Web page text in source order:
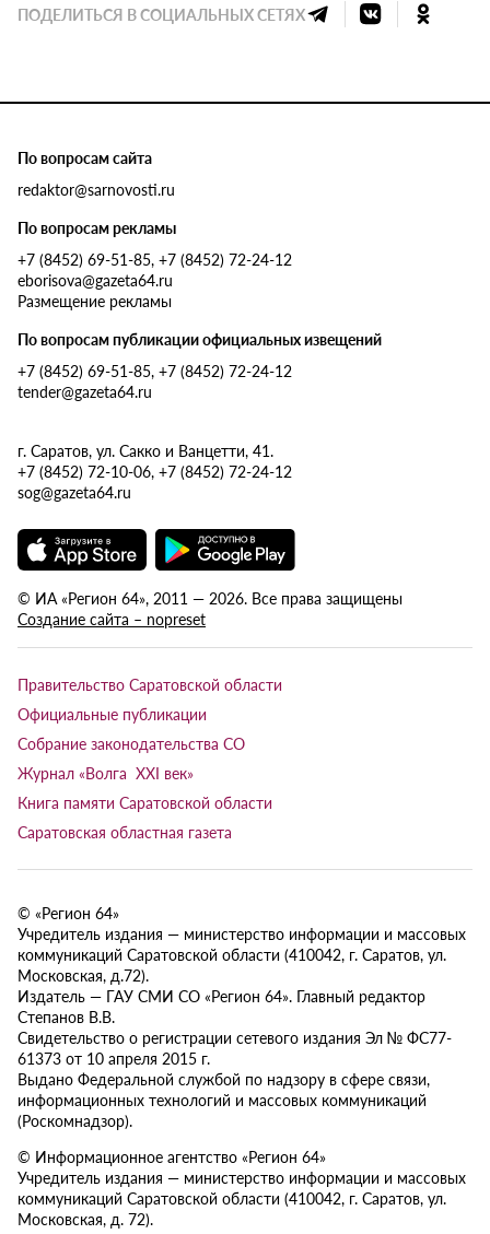
ПОДЕЛИТЬСЯ В СОЦИАЛЬНЫХ СЕТЯХ
По вопросам сайта
redaktor@sarnovosti.ru
По вопросам рекламы
+7 (8452) 69-51-85, +7 (8452) 72-24-12
eborisova@gazeta64.ru
Размещение рекламы
По вопросам публикации официальных извещений
+7 (8452) 69-51-85, +7 (8452) 72-24-12
tender@gazeta64.ru
г. Саратов, ул. Сакко и Ванцетти, 41.
+7 (8452) 72-10-06, +7 (8452) 72-24-12
sog@gazeta64.ru
© ИА «Регион 64», 2011 — 2026. Все права защищены
Создание сайта – nopreset
Правительство Саратовской области
Официальные публикации
Собрание законодательства СО
Журнал «Волга XXI век»
Книга памяти Саратовской области
Саратовская областная газета
© «Регион 64»
Учредитель издания — министерство информации и массовых
коммуникаций Саратовской области (410042, г. Саратов, ул.
Московская, д.72).
Издатель — ГАУ СМИ СО «Регион 64». Главный редактор
Степанов В.В.
Свидетельство о регистрации сетевого издания Эл № ФС77-
61373 от 10 апреля 2015 г.
Выдано Федеральной службой по надзору в сфере связи,
информационных технологий и массовых коммуникаций
(Роскомнадзор).
© Информационное агентство «Регион 64»
Учредитель издания — министерство информации и массовых
коммуникаций Саратовской области (410042, г. Саратов, ул.
Московская, д. 72).